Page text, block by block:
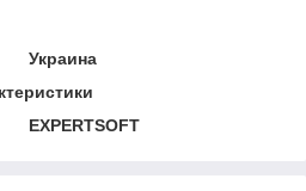
Украина
EXPERTSOFT